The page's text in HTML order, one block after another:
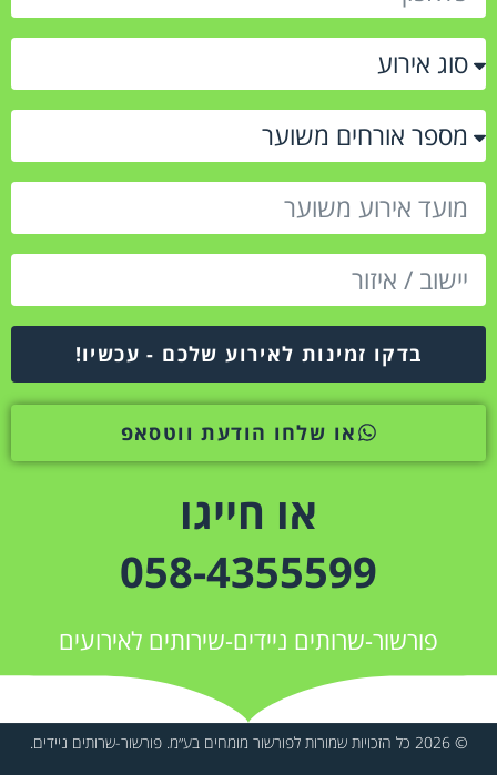
בדקו זמינות לאירוע שלכם - עכשיו!
או שלחו הודעת ווטסאפ
או חייגו
058-4355599
פורשור-שרותים ניידים-שירותים לאירועים
© 2026 כל הזכויות שמורות לפורשור מומחים בע״מ. פורשור-שרותים ניידים.